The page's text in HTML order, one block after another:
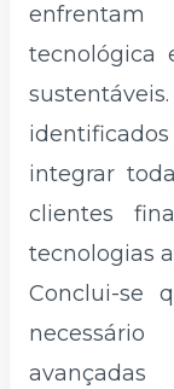
tecnológica
integrar
clientes
tecnologias
Conclui-se